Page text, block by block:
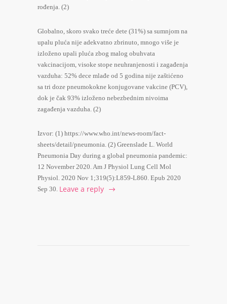
rođenja. (2)
Globalno, skoro svako treće dete (31%) sa sumnjom na
upalu pluća nije adekvatno zbrinuto, mnogo više je
izloženo upali pluća zbog malog obuhvata
vakcinacijom, visoke stope neuhranjenosti i zagađenja
vazduha: 52% dece mlađe od 5 godina nije zaštićeno
sa tri doze pneumokokne konjugovane vakcine (PCV),
dok je čak 93% izloženo nebezbednim nivoima
zagađenja vazduha. (2)
Izvor: (1) https://www.who.int/news-room/fact-
sheets/detail/pneumonia. (2) Greenslade L. World
Pneumonia Day during a global pneumonia pandemic:
12 November 2020. Am J Physiol Lung Cell Mol
Physiol. 2020 Nov 1;319(5):L859-L860. Epub 2020
Sep 30. Leave a reply